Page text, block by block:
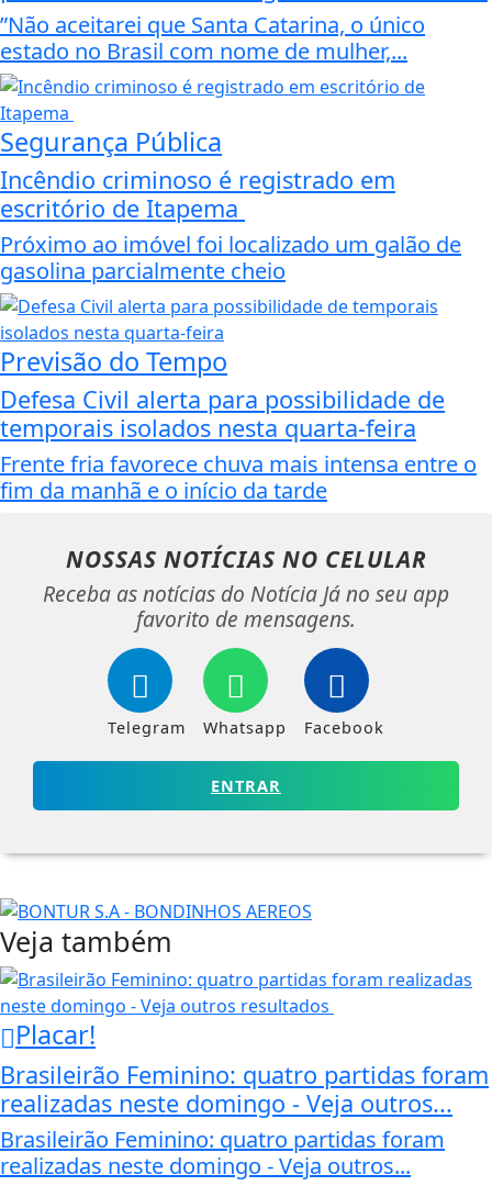
”Não aceitarei que Santa Catarina, o único
estado no Brasil com nome de mulher,...
Segurança Pública
Incêndio criminoso é registrado em
escritório de Itapema
Próximo ao imóvel foi localizado um galão de
gasolina parcialmente cheio
Previsão do Tempo
Defesa Civil alerta para possibilidade de
temporais isolados nesta quarta-feira
Frente fria favorece chuva mais intensa entre o
fim da manhã e o início da tarde
NOSSAS NOTÍCIAS NO CELULAR
Receba as notícias do Notícia Já no seu app
favorito de mensagens.
Telegram Whatsapp Facebook
ENTRAR
Veja também
Placar!
Brasileirão Feminino: quatro partidas foram
realizadas neste domingo - Veja outros...
Brasileirão Feminino: quatro partidas foram
realizadas neste domingo - Veja outros...